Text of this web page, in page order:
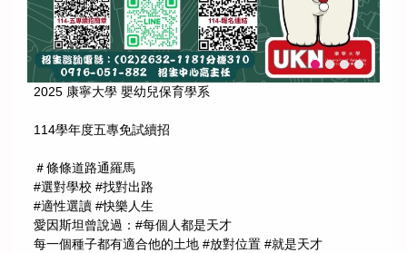
2025 康寧大學 嬰幼兒保育學系
114學年度五專免試續招
＃條條道路通羅馬
#選對學校 #找對出路
#適性選讀 #快樂人生
愛因斯坦曾說過：#每個人都是天才
每一個種子都有適合他的土地 #放對位置 #就是天才